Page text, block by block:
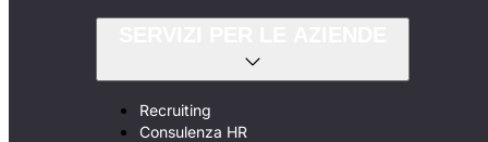
Recruiting
Consulenza HR